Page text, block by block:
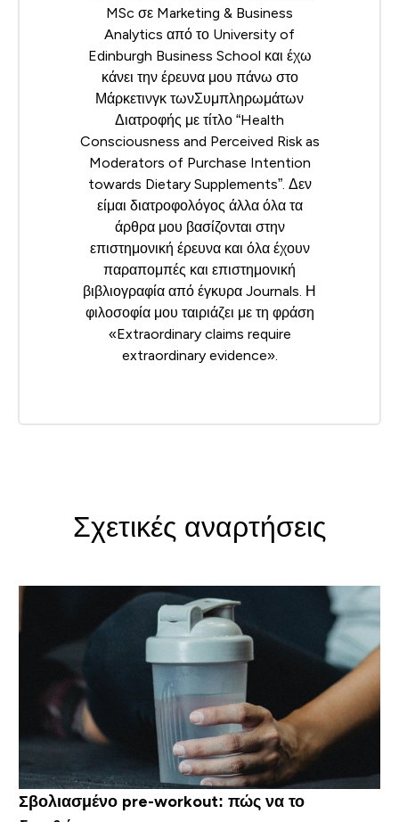
MSc σε Marketing & Business
Analytics από το University of
Edinburgh Business School και έχω
κάνει την έρευνα μου πάνω στο
Μάρκετινγκ τωνΣυμπληρωμάτων
Διατροφής με τίτλο “Health
Consciousness and Perceived Risk as
Moderators of Purchase Intention
towards Dietary Supplements”. Δεν
είμαι διατροφολόγος άλλα όλα τα
άρθρα μου βασίζονται στην
επιστημονική έρευνα και όλα έχουν
παραπομπές και επιστημονική
βιβλιογραφία από έγκυρα Journals. Η
φιλοσοφία μου ταιριάζει με τη φράση
«Extraordinary claims require
extraordinary evidence».
Σχετικές αναρτήσεις
Σβολιασμένο pre-workout: πώς να το